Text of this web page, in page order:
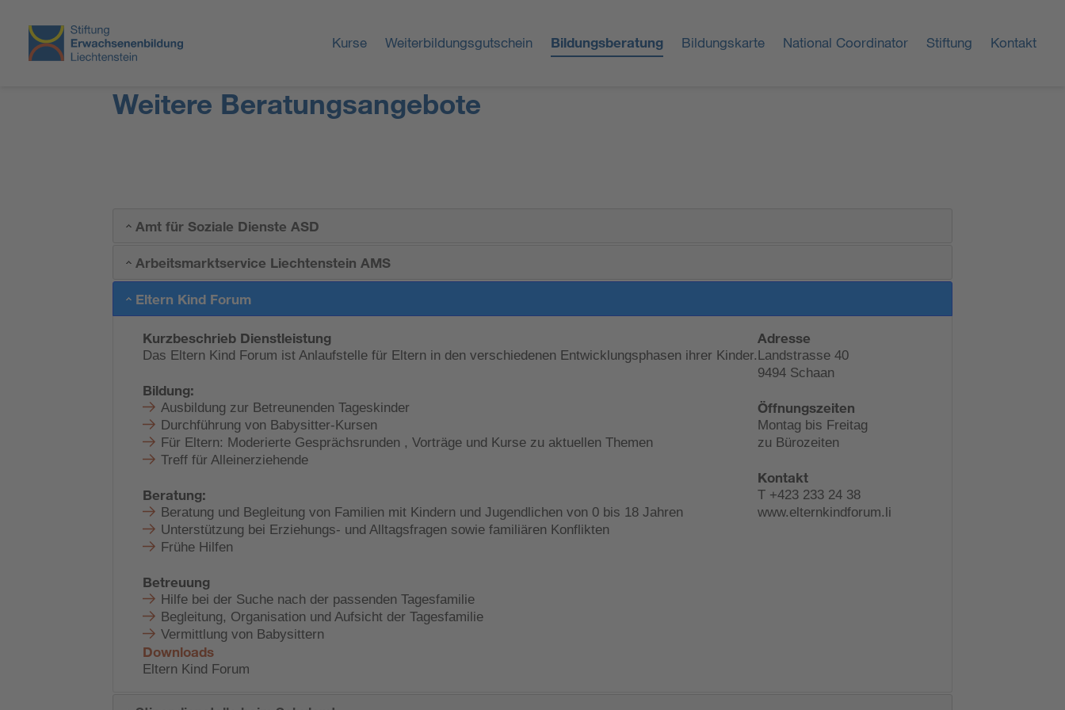
Kurse Weiterbildungsgutschein Bildungsberatung Bildungskarte National Coordinator Stiftung Kontakt
Weitere Beratungsangebote
Amt für Soziale Dienste ASD
Arbeitsmarktservice Liechtenstein AMS
Eltern Kind Forum
Kurzbeschrieb Dienstleistung
Das Eltern Kind Forum ist Anlaufstelle für Eltern in den verschiedenen Entwicklungsphasen ihrer Kinder.
Bildung:
Ausbildung zur Betreunenden Tageskinder
Durchführung von Babysitter-Kursen
Für Eltern: Moderierte Gesprächsrunden , Vorträge und Kurse zu aktuellen Themen
Treff für Alleinerziehende
Beratung:
Beratung und Begleitung von Familien mit Kindern und Jugendlichen von 0 bis 18 Jahren
Unterstützung bei Erziehungs- und Alltagsfragen sowie familiären Konflikten
Frühe Hilfen
Betreuung
Hilfe bei der Suche nach der passenden Tagesfamilie
Begleitung, Organisation und Aufsicht der Tagesfamilie
Vermittlung von Babysittern
Downloads
Eltern Kind Forum
Adresse
Landstrasse 40
9494 Schaan
Öffnungszeiten
Montag bis Freitag
zu Bürozeiten
Kontakt
T +423 233 24 38
www.elternkindforum.li